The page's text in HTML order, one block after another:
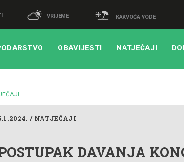
VRIJEME KAKVOĆA VODE
OBAVIJESTI NATJEČAJI
/ NATJEČAJI
DAVANJA